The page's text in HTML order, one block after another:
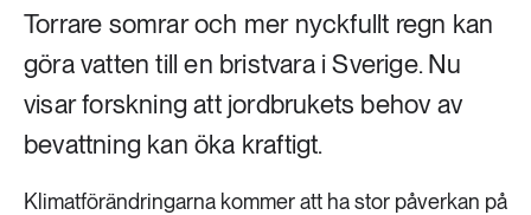
Torrare somrar och mer nyckfullt regn kan
göra vatten till en bristvara i Sverige. Nu
visar forskning att jordbrukets behov av
bevattning kan öka kraftigt.
Klimatförändringarna kommer att ha stor påverkan på